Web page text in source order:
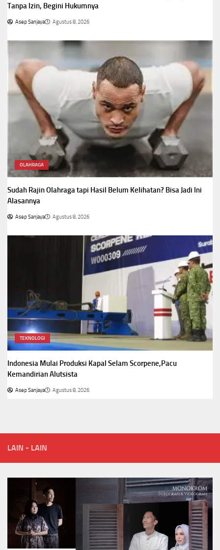
Tanpa Izin, Begini Hukumnya
Asep Sanjaya Agustus 8, 2026
OLAHRAGA
Sudah Rajin Olahraga tapi Hasil Belum Kelihatan? Bisa Jadi Ini
Alasannya
Asep Sanjaya Agustus 8, 2026
TEKNOLOGI
Indonesia Mulai Produksi Kapal Selam Scorpene,Pacu
Kemandirian Alutsista
Asep Sanjaya Agustus 8, 2026
LAIN - LAIN